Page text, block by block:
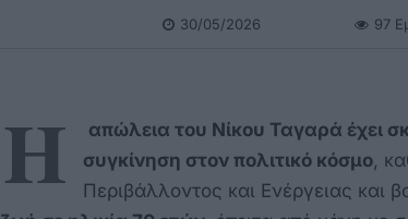
30/05/2026 97
Η
απώλεια του Νίκου Ταγαρά έχει
συγκίνηση στον πολιτικό κόσμο,
Περιβάλλοντος και Ενέργειας και